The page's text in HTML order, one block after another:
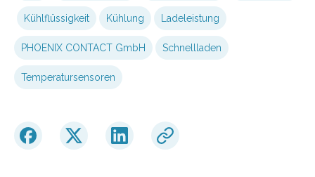
Kühlflüssigkeit Kühlung Ladeleistung
PHOENIX CONTACT GmbH Schnellladen
Temperatursensoren